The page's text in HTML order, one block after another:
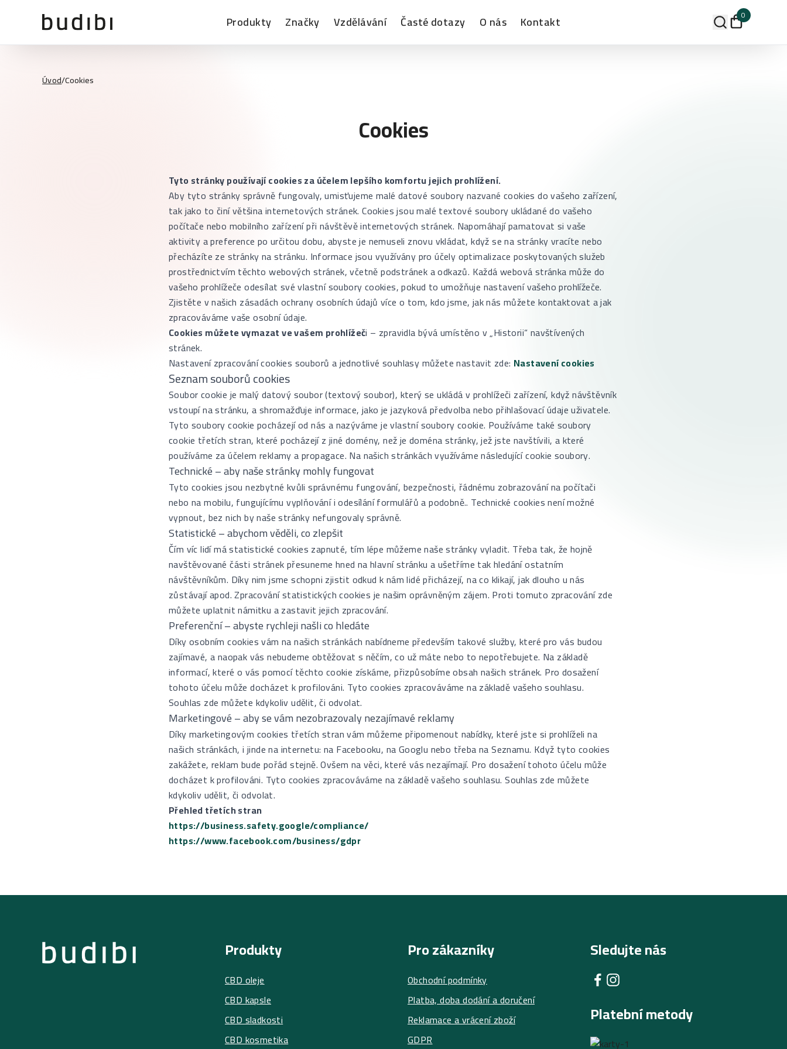
Produkty Značky Vzdělávání Časté dotazy O nás Kontakt 0
Úvod/Cookies
Cookies
Tyto stránky používají cookies za účelem lepšího komfortu jejich prohlížení.
Aby tyto stránky správně fungovaly, umisťujeme malé datové soubory nazvané cookies do vašeho zařízení,
tak jako to činí většina internetových stránek. Cookies jsou malé textové soubory ukládané do vašeho
počítače nebo mobilního zařízení při návštěvě internetových stránek. Napomáhají pamatovat si vaše
aktivity a preference po určitou dobu, abyste je nemuseli znovu vkládat, když se na stránky vracíte nebo
přecházíte ze stránky na stránku. Informace jsou využívány pro účely optimalizace poskytovaných služeb
prostřednictvím těchto webových stránek, včetně podstránek a odkazů. Každá webová stránka může do
vašeho prohlížeče odesílat své vlastní soubory cookies, pokud to umožňuje nastavení vašeho prohlížeče.
Zjistěte v našich zásadách ochrany osobních údajů více o tom, kdo jsme, jak nás můžete kontaktovat a jak
zpracováváme vaše osobní údaje.
Cookies můžete vymazat ve vašem prohlížeči – zpravidla bývá umístěno v „Historii“ navštívených
stránek.
Nastavení zpracování cookies souborů a jednotlivé souhlasy můžete nastavit zde: Nastavení cookies
Seznam souborů cookies
Soubor cookie je malý datový soubor (textový soubor), který se ukládá v prohlížeči zařízení, když návštěvník
vstoupí na stránku, a shromažďuje informace, jako je jazyková předvolba nebo přihlašovací údaje uživatele.
Tyto soubory cookie pocházejí od nás a nazýváme je vlastní soubory cookie. Používáme také soubory
cookie třetích stran, které pocházejí z jiné domény, než je doména stránky, jež jste navštívili, a které
používáme za účelem reklamy a propagace. Na našich stránkách využíváme následující cookie soubory.
Technické – aby naše stránky mohly fungovat
Tyto cookies jsou nezbytné kvůli správnému fungování, bezpečnosti, řádnému zobrazování na počítači
nebo na mobilu, fungujícímu vyplňování i odesílání formulářů a podobně.. Technické cookies není možné
vypnout, bez nich by naše stránky nefungovaly správně.
Statistické – abychom věděli, co zlepšit
Čím víc lidí má statistické cookies zapnuté, tím lépe můžeme naše stránky vyladit. Třeba tak, že hojně
navštěvované části stránek přesuneme hned na hlavní stránku a ušetříme tak hledání ostatním
návštěvníkům. Díky nim jsme schopni zjistit odkud k nám lidé přicházejí, na co klikají, jak dlouho u nás
zůstávají apod. Zpracování statistických cookies je našim oprávněným zájem. Proti tomuto zpracování zde
můžete uplatnit námitku a zastavit jejich zpracování.
Preferenční – abyste rychleji našli co hledáte
Díky osobním cookies vám na našich stránkách nabídneme především takové služby, které pro vás budou
zajímavé, a naopak vás nebudeme obtěžovat s něčím, co už máte nebo to nepotřebujete. Na základě
informací, které o vás pomocí těchto cookie získáme, přizpůsobíme obsah našich stránek. Pro dosažení
tohoto účelu může docházet k profilováni. Tyto cookies zpracováváme na základě vašeho souhlasu.
Souhlas zde můžete kdykoliv udělit, či odvolat.
Marketingové – aby se vám nezobrazovaly nezajímavé reklamy
Díky marketingovým cookies třetích stran vám můžeme připomenout nabídky, které jste si prohlíželi na
našich stránkách, i jinde na internetu: na Facebooku, na Googlu nebo třeba na Seznamu. Když tyto cookies
zakážete, reklam bude pořád stejně. Ovšem na věci, které vás nezajímají. Pro dosažení tohoto účelu může
docházet k profilováni. Tyto cookies zpracováváme na základě vašeho souhlasu. Souhlas zde můžete
kdykoliv udělit, či odvolat.
Přehled třetích stran
https://business.safety.google/compliance/
https://www.facebook.com/business/gdpr
Pro zákazníky
Obchodní podmínky
Platba, doba dodání a doručení
Reklamace a vrácení zboží
GDPR
Produkty
CBD oleje
CBD kapsle
CBD sladkosti
CBD kosmetika
Sledujte nás
Platební metody